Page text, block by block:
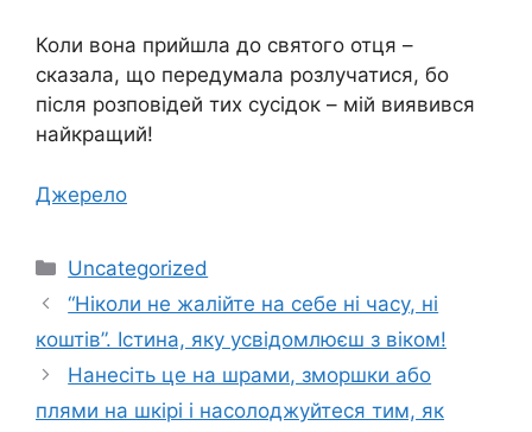
Коли вона прийшла до святого отця –
сказала, що передумала розлучатися, бо
після розповідей тих сусідок – мій виявився
найкращий!
Джерело
Категорії
Uncategorized
“Ніколи не жалійте на себе ні часу, ні
коштів”. Істина, яку усвідомлюєш з віком!
Нанесіть це на шрами, зморшки або
плями на шкірі і насолоджуйтеся тим, як